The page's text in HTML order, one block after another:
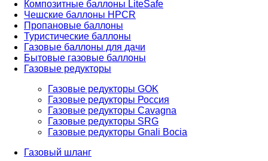
Композитные баллоны LiteSafe
Чешские баллоны HPCR
Пропановые баллоны
Туристические баллоны
Газовые баллоны для дачи
Бытовые газовые баллоны
Газовые редукторы
Газовые редукторы GOK
Газовые редукторы Россия
Газовые редукторы Cavagna
Газовые редукторы SRG
Газовые редукторы Gnali Bocia
Газовый шланг